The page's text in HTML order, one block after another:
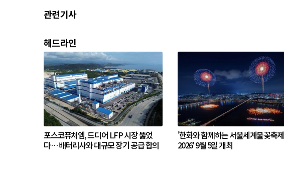
관련기사
헤드라인
포스코퓨처엠, 드디어 LFP 시장 뚫었
다… 배터리사와 대규모 장기 공급 합의
'한화와 함께하는 서울세계불꽃축제
2026' 9월 5일 개최